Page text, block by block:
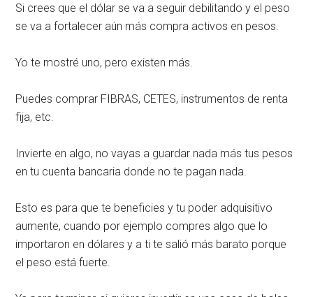
Si crees que el dólar se va a seguir debilitando y el peso
se va a fortalecer aún más compra activos en pesos.
Yo te mostré uno, pero existen más.
Puedes comprar FIBRAS, CETES, instrumentos de renta
fija, etc.
Invierte en algo, no vayas a guardar nada más tus pesos
en tu cuenta bancaria donde no te pagan nada.
Esto es para que te beneficies y tu poder adquisitivo
aumente, cuando por ejemplo compres algo que lo
importaron en dólares y a ti te salió más barato porque
el peso está fuerte.